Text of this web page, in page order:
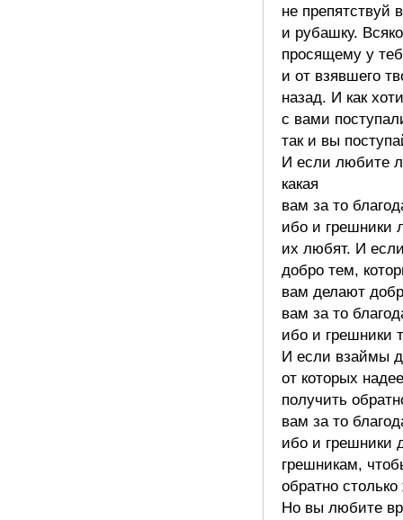
не препятствуй
и рубашку.
просящему у
и от взявшего
назад. И как
с вами
так и вы
И если любите
какая
вам за то
ибо и грешники
их любят. И
добро тем,
вам делают
вам за то
ибо и грешники
И если взаймы
от которых
получить
вам за то
ибо и грешники
грешникам,
обратно
Но вы любите